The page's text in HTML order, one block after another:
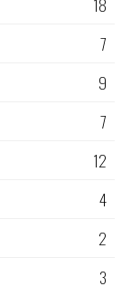
7
9
7
12
4
2
3